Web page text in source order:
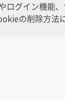
ログイン機能
の削除方法